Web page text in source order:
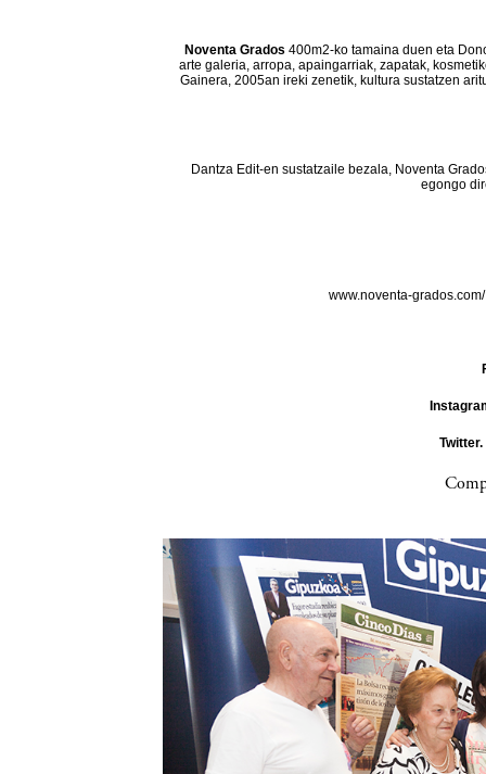
Noventa Grados 400m2-ko tamaina duen eta
arte galeria, arropa, apaingarriak, zapatak,
Gainera, 2005an ireki zenetik, kultura sustatzen
Dantza Edit-en sustatzaile bezala, Noventa
egongo
www.noventa-
Twitter.